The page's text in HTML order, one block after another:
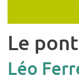
Le
Léo